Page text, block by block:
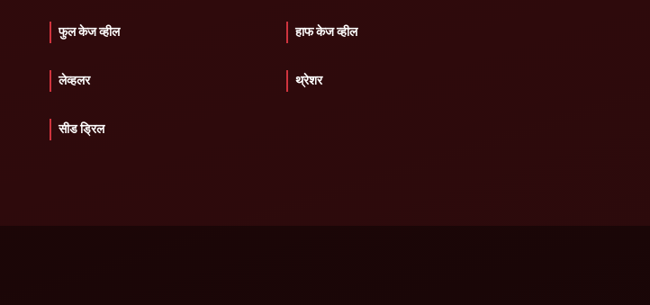
फुल केज व्हील हाफ केज व्हील
लेव्हलर थ्रेशर
सीड ड्रिल